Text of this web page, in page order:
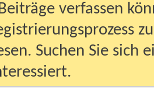
verfassen
Suchen Sie sich